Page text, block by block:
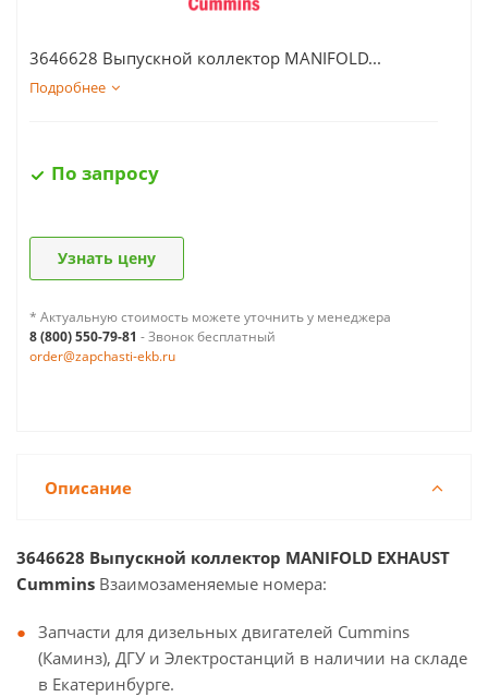
3646628 Выпускной коллектор MANIFOLD...
Подробнее
По запросу
Узнать цену
* Актуальную стоимость можете уточнить у менеджера
8 (800) 550-79-81 - Звонок бесплатный
order@zapchasti-ekb.ru
Описание
3646628 Выпускной коллектор MANIFOLD EXHAUST
Cummins Взаимозаменяемые номера:
Запчасти для дизельных двигателей Cummins
(Каминз), ДГУ и Электростанций в наличии на складе
в Екатеринбурге.